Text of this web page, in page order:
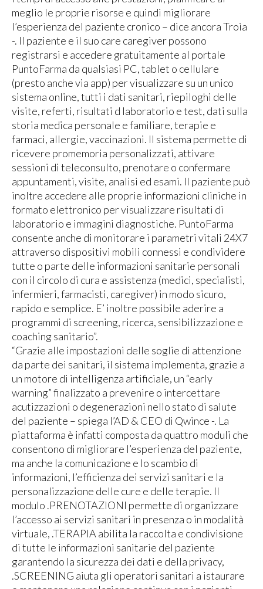
meglio le proprie risorse e quindi migliorare
l’esperienza del paziente cronico – dice ancora Troìa
-. Il paziente e il suo care caregiver possono
registrarsi e accedere gratuitamente al portale
PuntoFarma da qualsiasi PC, tablet o cellulare
(presto anche via app) per visualizzare su un unico
sistema online, tutti i dati sanitari, riepiloghi delle
visite, referti, risultati d laboratorio e test, dati sulla
storia medica personale e familiare, terapie e
farmaci, allergie, vaccinazioni. Il sistema permette di
ricevere promemoria personalizzati, attivare
sessioni di teleconsulto, prenotare o confermare
appuntamenti, visite, analisi ed esami. Il paziente può
inoltre accedere alle proprie informazioni cliniche in
formato elettronico per visualizzare risultati di
laboratorio e immagini diagnostiche. PuntoFarma
consente anche di monitorare i parametri vitali 24X7
attraverso dispositivi mobili connessi e condividere
tutte o parte delle informazioni sanitarie personali
con il circolo di cura e assistenza (medici, specialisti,
infermieri, farmacisti, caregiver) in modo sicuro,
rapido e semplice. E’ inoltre possibile aderire a
programmi di screening, ricerca, sensibilizzazione e
coaching sanitario”.
“Grazie alle impostazioni delle soglie di attenzione
da parte dei sanitari, il sistema implementa, grazie a
un motore di intelligenza artificiale, un “early
warning” finalizzato a prevenire o intercettare
acutizzazioni o degenerazioni nello stato di salute
del paziente – spiega l’AD & CEO di Qwince -. La
piattaforma è infatti composta da quattro moduli che
consentono di migliorare l’esperienza del paziente,
ma anche la comunicazione e lo scambio di
informazioni, l’efficienza dei servizi sanitari e la
personalizzazione delle cure e delle terapie. Il
modulo .PRENOTAZIONI permette di organizzare
l’accesso ai servizi sanitari in presenza o in modalità
virtuale, .TERAPIA abilita la raccolta e condivisione
di tutte le informazioni sanitarie del paziente
garantendo la sicurezza dei dati e della privacy,
.SCREENING aiuta gli operatori sanitari a istaurare